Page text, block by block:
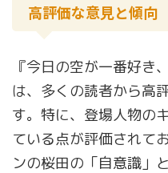
高評価な意見と傾向
『今日の空が一番好き
は、多くの読者から高
す。特に、登場人物の
ている点が評価されて
ンの桜田の「自意識」